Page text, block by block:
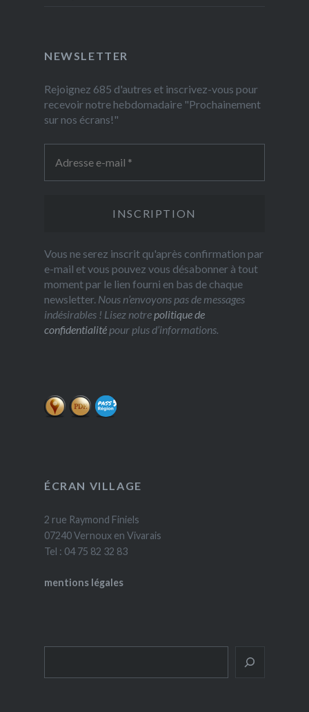
Inscrivez-vous pour recevoir nos actus et notre
NEWSLETTER
Rejoignez 685 d'autres et inscrivez-vous pour
recevoir notre hebdomadaire "Prochainement
sur nos écrans!"
Vous ne serez inscrit qu'après confirmation par
e-mail et vous pouvez vous désabonner à tout
moment par le lien fourni en bas de chaque
newsletter. Nous n’envoyons pas de messages
indésirables ! Lisez notre politique de
confidentialitépour plus d’informations.
ÉCRAN VILLAGE
2 rue Raymond Finiels
07240 Vernoux en Vivarais
Tel : 04 75 82 32 83
mentions légales